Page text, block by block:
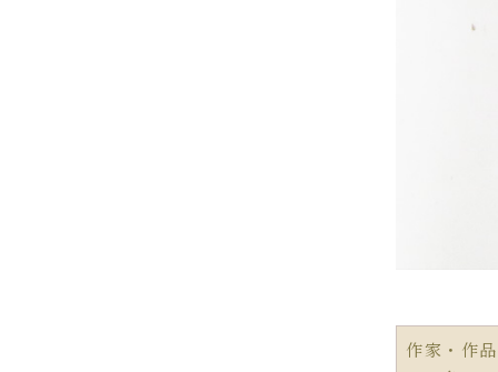
作家・作品